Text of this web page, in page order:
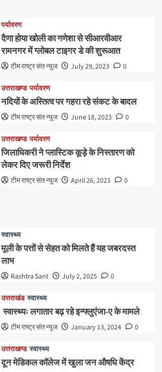
पर्यावरण
दैणा होया खोली का गणेशा से सीआरवीआर
रामनगर में ग्लोबल टाइगर डे की शुरूआत
टीम राष्ट्र संत न्यूज July 29, 2023 0
उत्तराखण्ड पर्यावरण
नदियों के अस्तित्व पर गहरा रहे संकट के बादल
टीम राष्ट्र संत न्यूज June 18, 2023 0
उत्तराखण्ड पर्यावरण
जिलाधिकरी ने प्लास्टिक कूड़े के निस्तारण को
लेकर दिए जरूरी निर्देश
टीम राष्ट्र संत न्यूज April 26, 2023 0
स्वास्थ्य
मूली के पत्तों से सेहत को मिलते हैं यह जबरदस्त
लाभ
Rashtra Sant July 2, 2025 0
उत्तराखंड स्वास्थ्य
स्वास्थ्यः लगातार बढ़ रहे इन्फ्लुएंजा-ए के मामले
टीम राष्ट्र संत न्यूज January 13, 2024 0
उत्तराखण्ड स्वास्थ्य
दून मेडिकल कॉलेज में खुला जन औषधि केंद्र